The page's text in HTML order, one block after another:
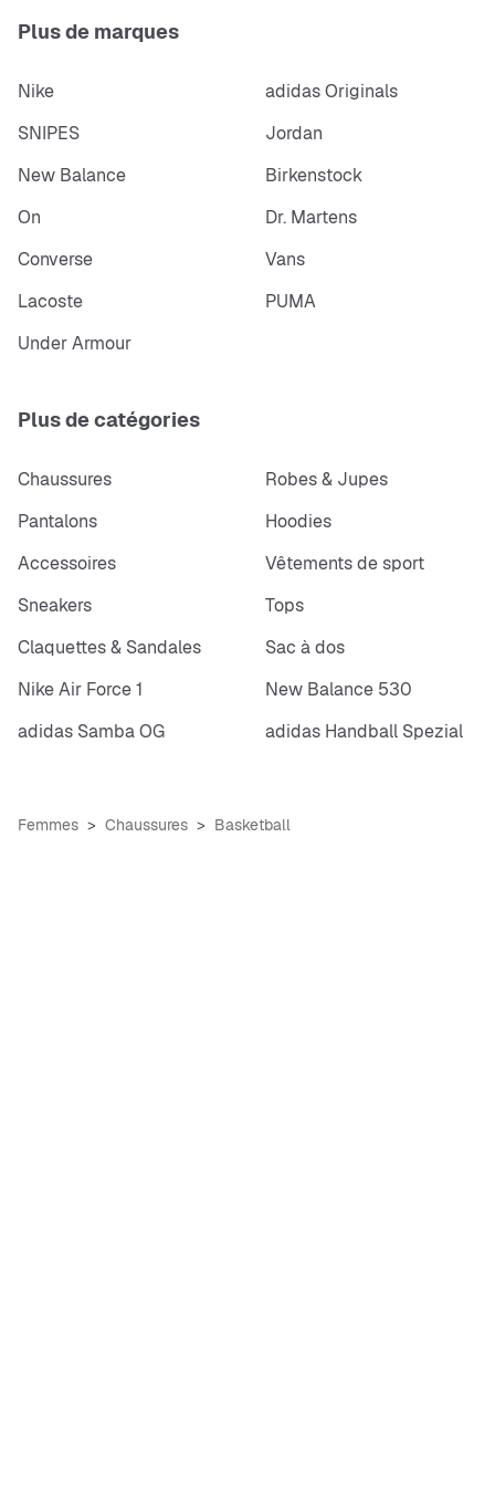
Plus de marques
Nike
adidas Originals
SNIPES
Jordan
New Balance
Birkenstock
On
Dr. Martens
Converse
Vans
Lacoste
PUMA
Under Armour
Plus de catégories
Chaussures
Robes & Jupes
Pantalons
Hoodies
Accessoires
Vêtements de sport
Sneakers
Tops
Claquettes & Sandales
Sac à dos
Nike Air Force 1
New Balance 530
adidas Samba OG
adidas Handball Spezial
Femmes Chaussures Basketball